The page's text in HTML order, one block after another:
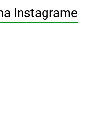
Instagrame